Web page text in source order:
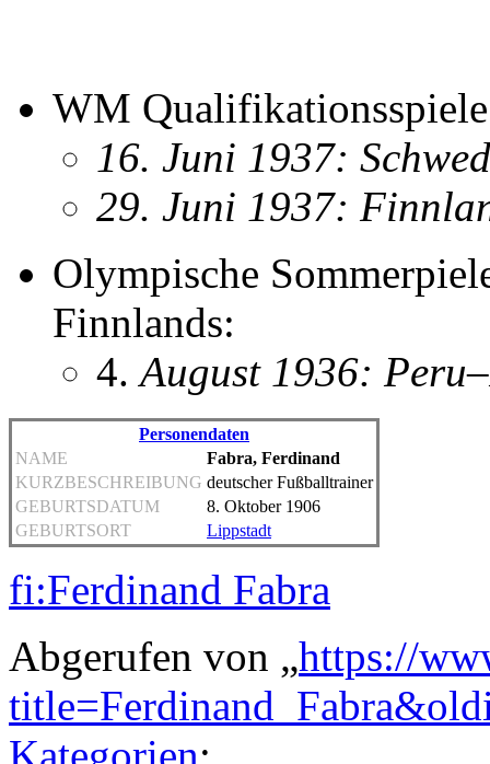
WM
16. Juni 1937:
29. Juni 1937:
Olympische
Finnlands:
4.August 1936:
Personendaten
NAME
Fabra, Ferdinand
KURZBESCHREIBUNG deutscher Fußballtrainer
GEBURTSDATUM
8. Oktober 1906
GEBURTSORT
Lippstadt
fi:Ferdinand Fabra
Abgerufen von „https://